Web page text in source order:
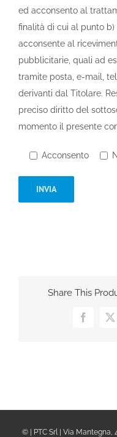
ed acconsento al
finalità di cui al punto b)
acconsente al
pubblicitarie, quali ad
tramite posta, e-mail,
derivanti dal Titolare.
preciso diritto del
momento il presente
Acconsento
Share This
Facebook
X
© | PTC Srl | Via Mantegna,